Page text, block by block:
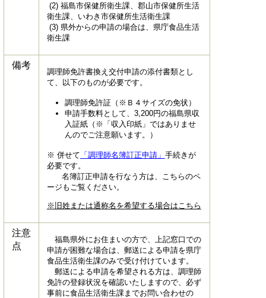
(2) 福島市保健所衛生課、郡山市保健所生活
衛生課、いわき市保健所生活衛生課
(3) 県外からの申請の場合は、県庁食品生活
衛生課
備考
調理師免許書換え交付申請の添付書類とし
て、以下のものが必要です。
調理師免許証（※Ｂ４サイズの免状）
申請手数料として、3,200円の福島県収
入証紙（※「収入印紙」ではありませ
んのでご注意願います。）
※ 併せて 「調理師名簿訂正申請」 手続きが
必要です。
名簿訂正申請を行なう方は、こちらのペ
ージもご覧ください。
※旧姓または通称名を希望する場合はこちら
注意
点
福島県外にお住まいの方で、上記窓口での
申請が困難な場合は、郵送による申請を県庁
食品生活衛生課のみで受け付けています。
郵送による申請を希望される方は、調理師
免許の登録状況を確認いたしますので、必ず
事前に食品生活衛生課までお問い合わせの